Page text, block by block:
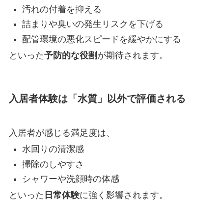
汚れの付着を抑える
詰まりや臭いの発生リスクを下げる
配管環境の悪化スピードを緩やかにする
といった予防的な役割 が期待されます。
入居者体験は「水質」以外で評価される
入居者が感じる満足度は、
水回りの清潔感
掃除のしやすさ
シャワーや洗顔時の体感
といった 日常体験に強く影響されます。